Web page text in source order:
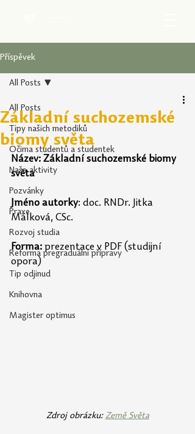
Příspěvek
All Posts
Tipy našich metodiků
Očima studentů a studentek
Naše aktivity
Pozvánky
Praxe
Rozvoj studia
Reforma pregraduální přípravy
Tip odjinud
Knihovna
Magister optimus
All Posts
Základní suchozemské
biomy světa
Název: Základní suchozemské biomy
světa
Jméno autorky: doc. RNDr. Jitka
Málková, CSc.
Forma: prezentace v PDF (studijní
opora)
Zdroj obrázku: Země Světa